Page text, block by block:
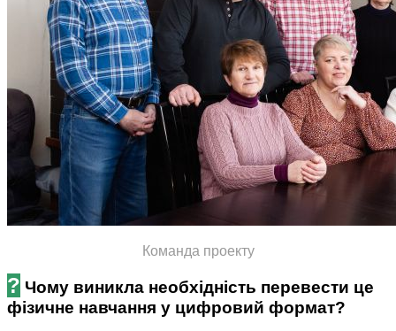
Команда проекту
? Чому виникла необхідність перевести це
фізичне навчання у цифровий формат?